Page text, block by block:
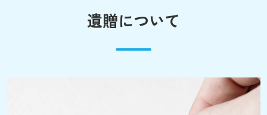
遺贈について